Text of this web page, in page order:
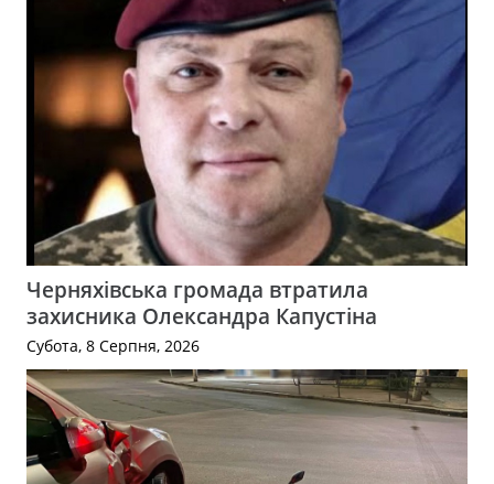
Черняхівська громада втратила
захисника Олександра Капустіна
Субота, 8 Серпня, 2026